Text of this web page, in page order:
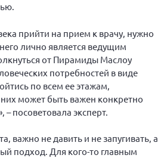
прийти на прием к врачу, нужно
лично является ведущим
от Пирамиды Маслоу
потребностей в виде
по всем ее этажам,
может быть важен конкретно
– посоветовала эксперт.
важно не давить и не запугивать, а
подход. Для кого-то главным